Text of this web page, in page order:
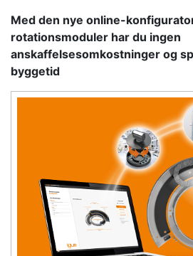
Med den nye online-
rotationsmoduler har du ingen
anskaffelsesomkostninger og
byggetid